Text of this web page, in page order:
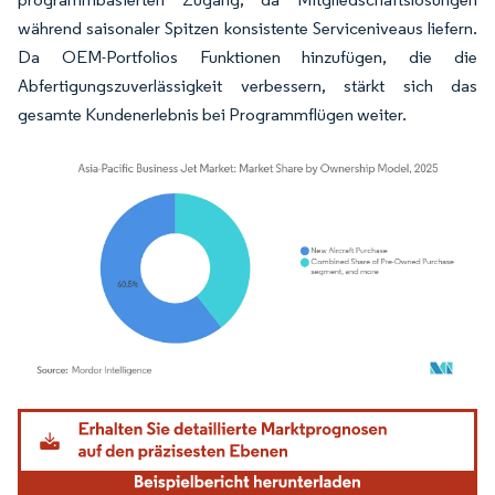
während saisonaler Spitzen konsistente Serviceniveaus liefern.
Da OEM-Portfolios Funktionen hinzufügen, die die
Abfertigungszuverlässigkeit verbessern, stärkt sich das
gesamte Kundenerlebnis bei Programmflügen weiter.
Bild © Mordor Intelligence. Wiederverwendung erfordert Namensnennung gemäß